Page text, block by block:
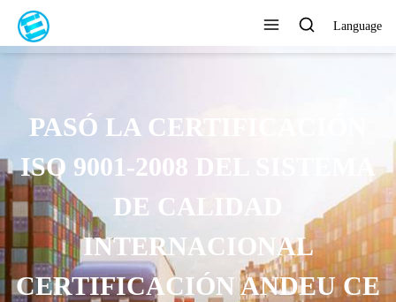
Language
PASÓ LA CERTIFICACIÓN
ISO 9001-2008 DEL SISTEMA
DE CALIDAD
INTERNACIONAL
CERTIFICACIÓN ANDEU CE